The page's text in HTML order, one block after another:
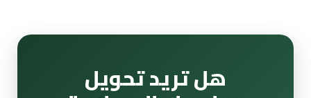
هل تريد تحويل